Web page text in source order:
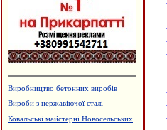
Виробництво бетонних виробів
Вироби з нержавіючої сталі
Ковальські майстерні Новосельських